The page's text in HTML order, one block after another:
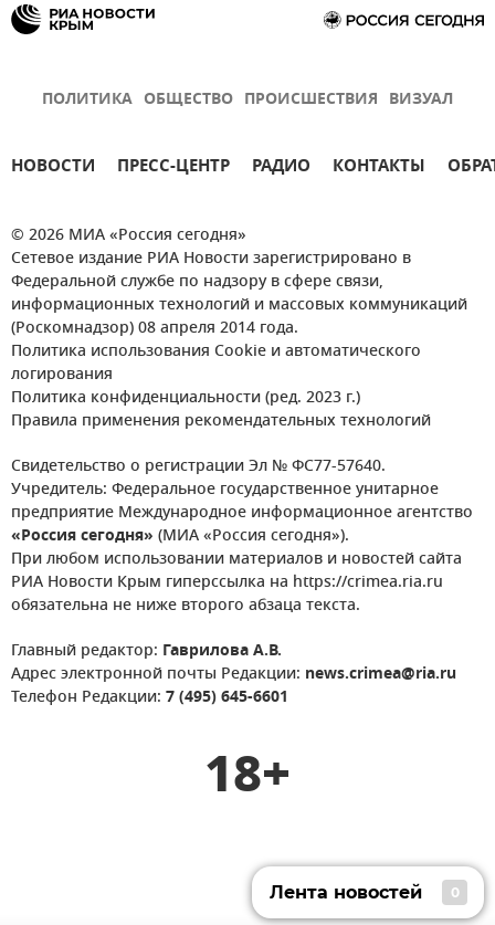
ПОЛИТИКА ОБЩЕСТВО ПРОИСШЕСТВИЯ ВИЗУАЛ
НОВОСТИ ПРЕСС-ЦЕНТР РАДИО КОНТАКТЫ
© 2026 МИА «Россия сегодня»
Сетевое издание РИА Новости зарегистрировано в
Федеральной службе по надзору в сфере связи,
информационных технологий и массовых коммуникаций
(Роскомнадзор) 08 апреля 2014 года.
Политика использования Cookie и автоматического
логирования
Политика конфиденциальности (ред. 2023 г.)
Правила применения рекомендательных технологий
Свидетельство о регистрации Эл № ФС77-57640.
Учредитель: Федеральное государственное унитарное
предприятие Международное информационное агентство
«Россия сегодня» (МИА «Россия сегодня»).
При любом использовании материалов и новостей сайта
РИА Новости Крым гиперссылка на https://crimea.ria.ru
обязательна не ниже второго абзаца текста.
Главный редактор: Гаврилова А.В.
Адрес электронной почты Редакции: news.crimea@ria.ru
Телефон Редакции: 7 (495) 645-6601
18+
Лента новостей 0